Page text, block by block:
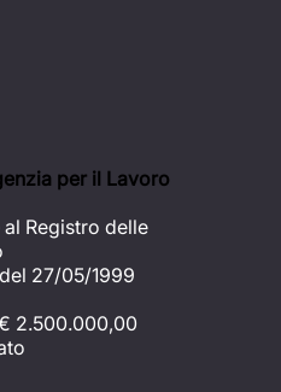
per il Lavoro
al Registro delle
27/05/1999
2.500.000,00